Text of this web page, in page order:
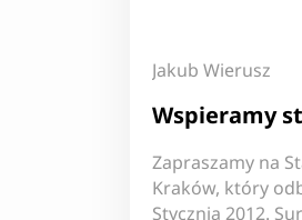
Jakub Wierusz
Wspieramy
Zapraszamy na
Kraków, który
Stycznia 2012.